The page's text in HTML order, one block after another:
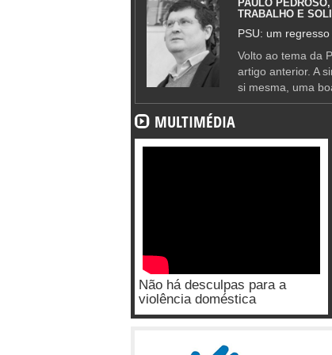
PAULO
TRABALHO E
PSU: um
Volto ao tema da
artigo anterior. A
si mesma, uma
MULTIMÉDIA
Não há desculpas para a
violência doméstica